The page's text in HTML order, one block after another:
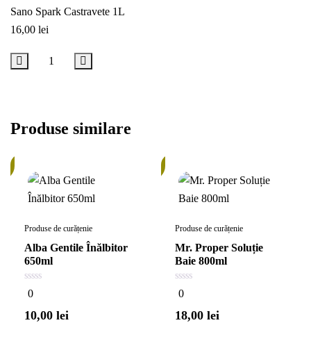
Sano Spark Castravete 1L
16,00 lei
Produse similare
Produse de curățenie
Alba Gentile Înălbitor
650ml
0
din
0
10,00 lei
Produse de curățenie
Mr. Proper Soluție
Baie 800ml
0
din
0
18,00lei